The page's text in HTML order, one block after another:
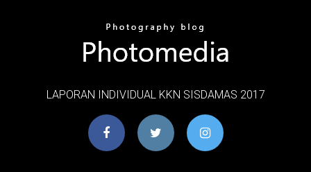
LAPORAN INDIVIDUAL KKN SISDAMAS 2017